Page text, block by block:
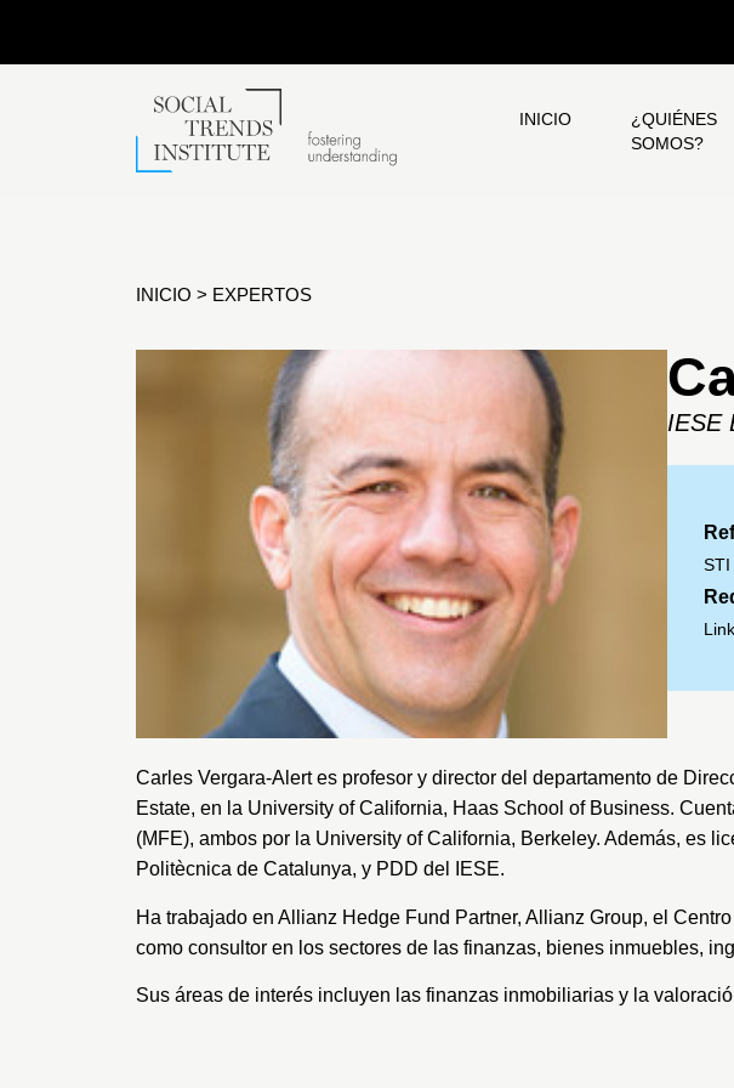
INICIO
¿QUIÉNES
SOMOS?
INICIO > EXPERTOS
IESE
STI
Carles Vergara-Alert es profesor y director del departamento de
Estate, en la University of California, Haas School of Business.
(MFE), ambos por la University of California, Berkeley. Además, es
Politècnica de Catalunya, y PDD del IESE.
Ha trabajado en Allianz Hedge Fund Partner, Allianz Group, el
como consultor en los sectores de las finanzas, bienes inmuebles,
Sus áreas de interés incluyen las finanzas inmobiliarias y la